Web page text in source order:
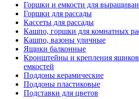
Горшки и емкости для
Горшки для рассады
Кассеты для рассады
Кашпо, горшки для комнатных
Кашпо, вазоны уличные
Ящики балконные
Кронштейны и крепления
емкостей
Поддоны керамические
Поддоны пластиковые
Подставки для цветов